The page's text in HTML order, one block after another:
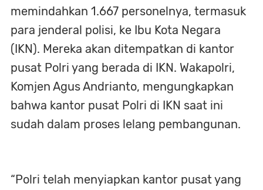
memindahkan 1.667 personelnya, termasuk
para jenderal polisi, ke Ibu Kota Negara
(IKN). Mereka akan ditempatkan di kantor
pusat Polri yang berada di IKN. Wakapolri,
Komjen Agus Andrianto, mengungkapkan
bahwa kantor pusat Polri di IKN saat ini
sudah dalam proses lelang pembangunan.
“Polri telah menyiapkan kantor pusat yang